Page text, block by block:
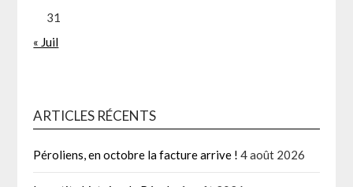
31
« Juil
ARTICLES RÉCENTS
Péroliens, en octobre la facture arrive ! 4 août 2026